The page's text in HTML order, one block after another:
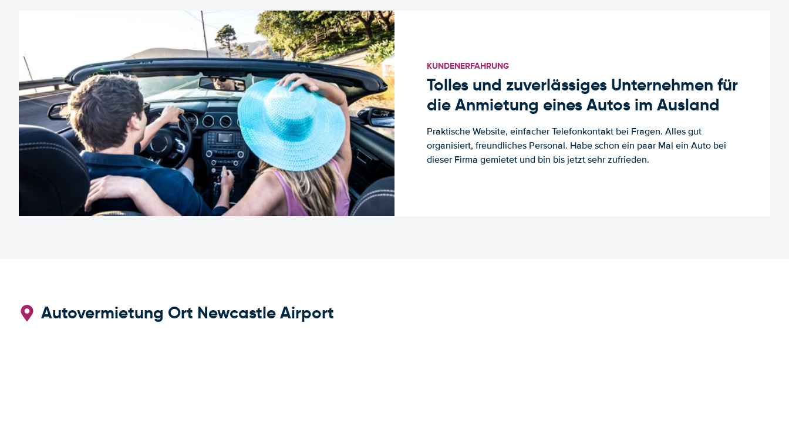
KUNDENERFAHRUNG
Tolles und zuverlässiges Unternehmen für
die Anmietung eines Autos im Ausland
Praktische Website, einfacher Telefonkontakt bei Fragen. Alles gut
organisiert, freundliches Personal. Habe schon ein paar Mal ein Auto bei
dieser Firma gemietet und bin bis jetzt sehr zufrieden.
Autovermietung Ort Newcastle Airport